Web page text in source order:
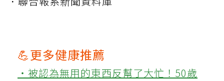
💪更多健康推薦
‧被認為無用的東西反幫了大忙！50歲